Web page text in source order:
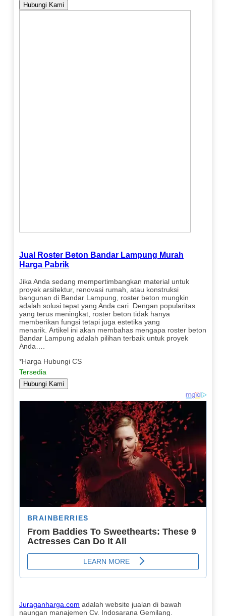
Hubungi Kami
Jual Roster Beton Bandar Lampung Murah
Harga Pabrik
Jika Anda sedang mempertimbangkan material untuk
proyek arsitektur, renovasi rumah, atau konstruksi
bangunan di Bandar Lampung, roster beton mungkin
adalah solusi tepat yang Anda cari. Dengan popularitas
yang terus meningkat, roster beton tidak hanya
memberikan fungsi tetapi juga estetika yang
menarik. Artikel ini akan membahas mengapa roster beton
Bandar Lampung adalah pilihan terbaik untuk proyek
Anda….
*Harga Hubungi CS
Tersedia
Hubungi Kami
Juraganharga.com adalah website jualan di bawah
naungan manajemen Cv. Indosarana Gemilang.